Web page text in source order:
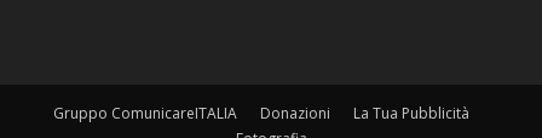
Gruppo ComunicareITALIA Donazioni
La Tua Pubblicità